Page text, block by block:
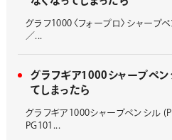
グラフ1000〈フォープロ〉シャープ
／...
グラフギア1000シャープペ
てしまったら
グラフギア1000シャープペンシル
PG101...